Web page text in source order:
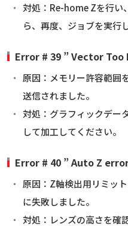
対処：Re-home Zを行い
ら、再度、ジョブを実行
Error # 39 ” Vector Too
原因：メモリー許容範囲
送信されました。
対処：グラフィックデー
して加工してください。
Error # 40 ” Auto Z
原因：Z軸検出用リミッ
に失敗しました。
対処：レンズの高さを確